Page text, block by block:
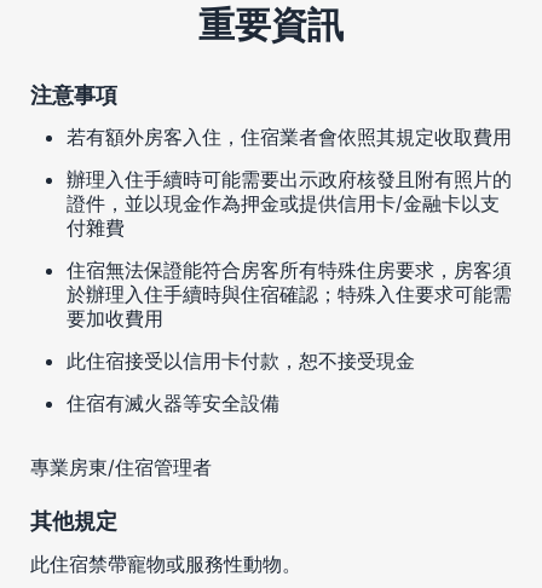
重要資訊
注意事項
若有額外房客入住，住宿業者會依照其規定收取費用
辦理入住手續時可能需要出示政府核發且附有照片的
證件，並以現金作為押金或提供信用卡/金融卡以支
付雜費
住宿無法保證能符合房客所有特殊住房要求，房客須
於辦理入住手續時與住宿確認；特殊入住要求可能需
要加收費用
此住宿接受以信用卡付款，恕不接受現金
住宿有滅火器等安全設備
專業房東/住宿管理者
其他規定
此住宿禁帶寵物或服務性動物。